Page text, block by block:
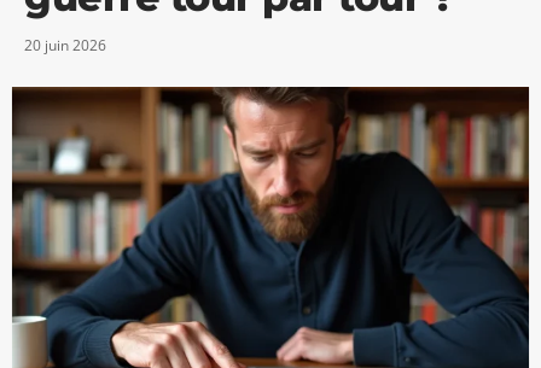
20 juin 2026